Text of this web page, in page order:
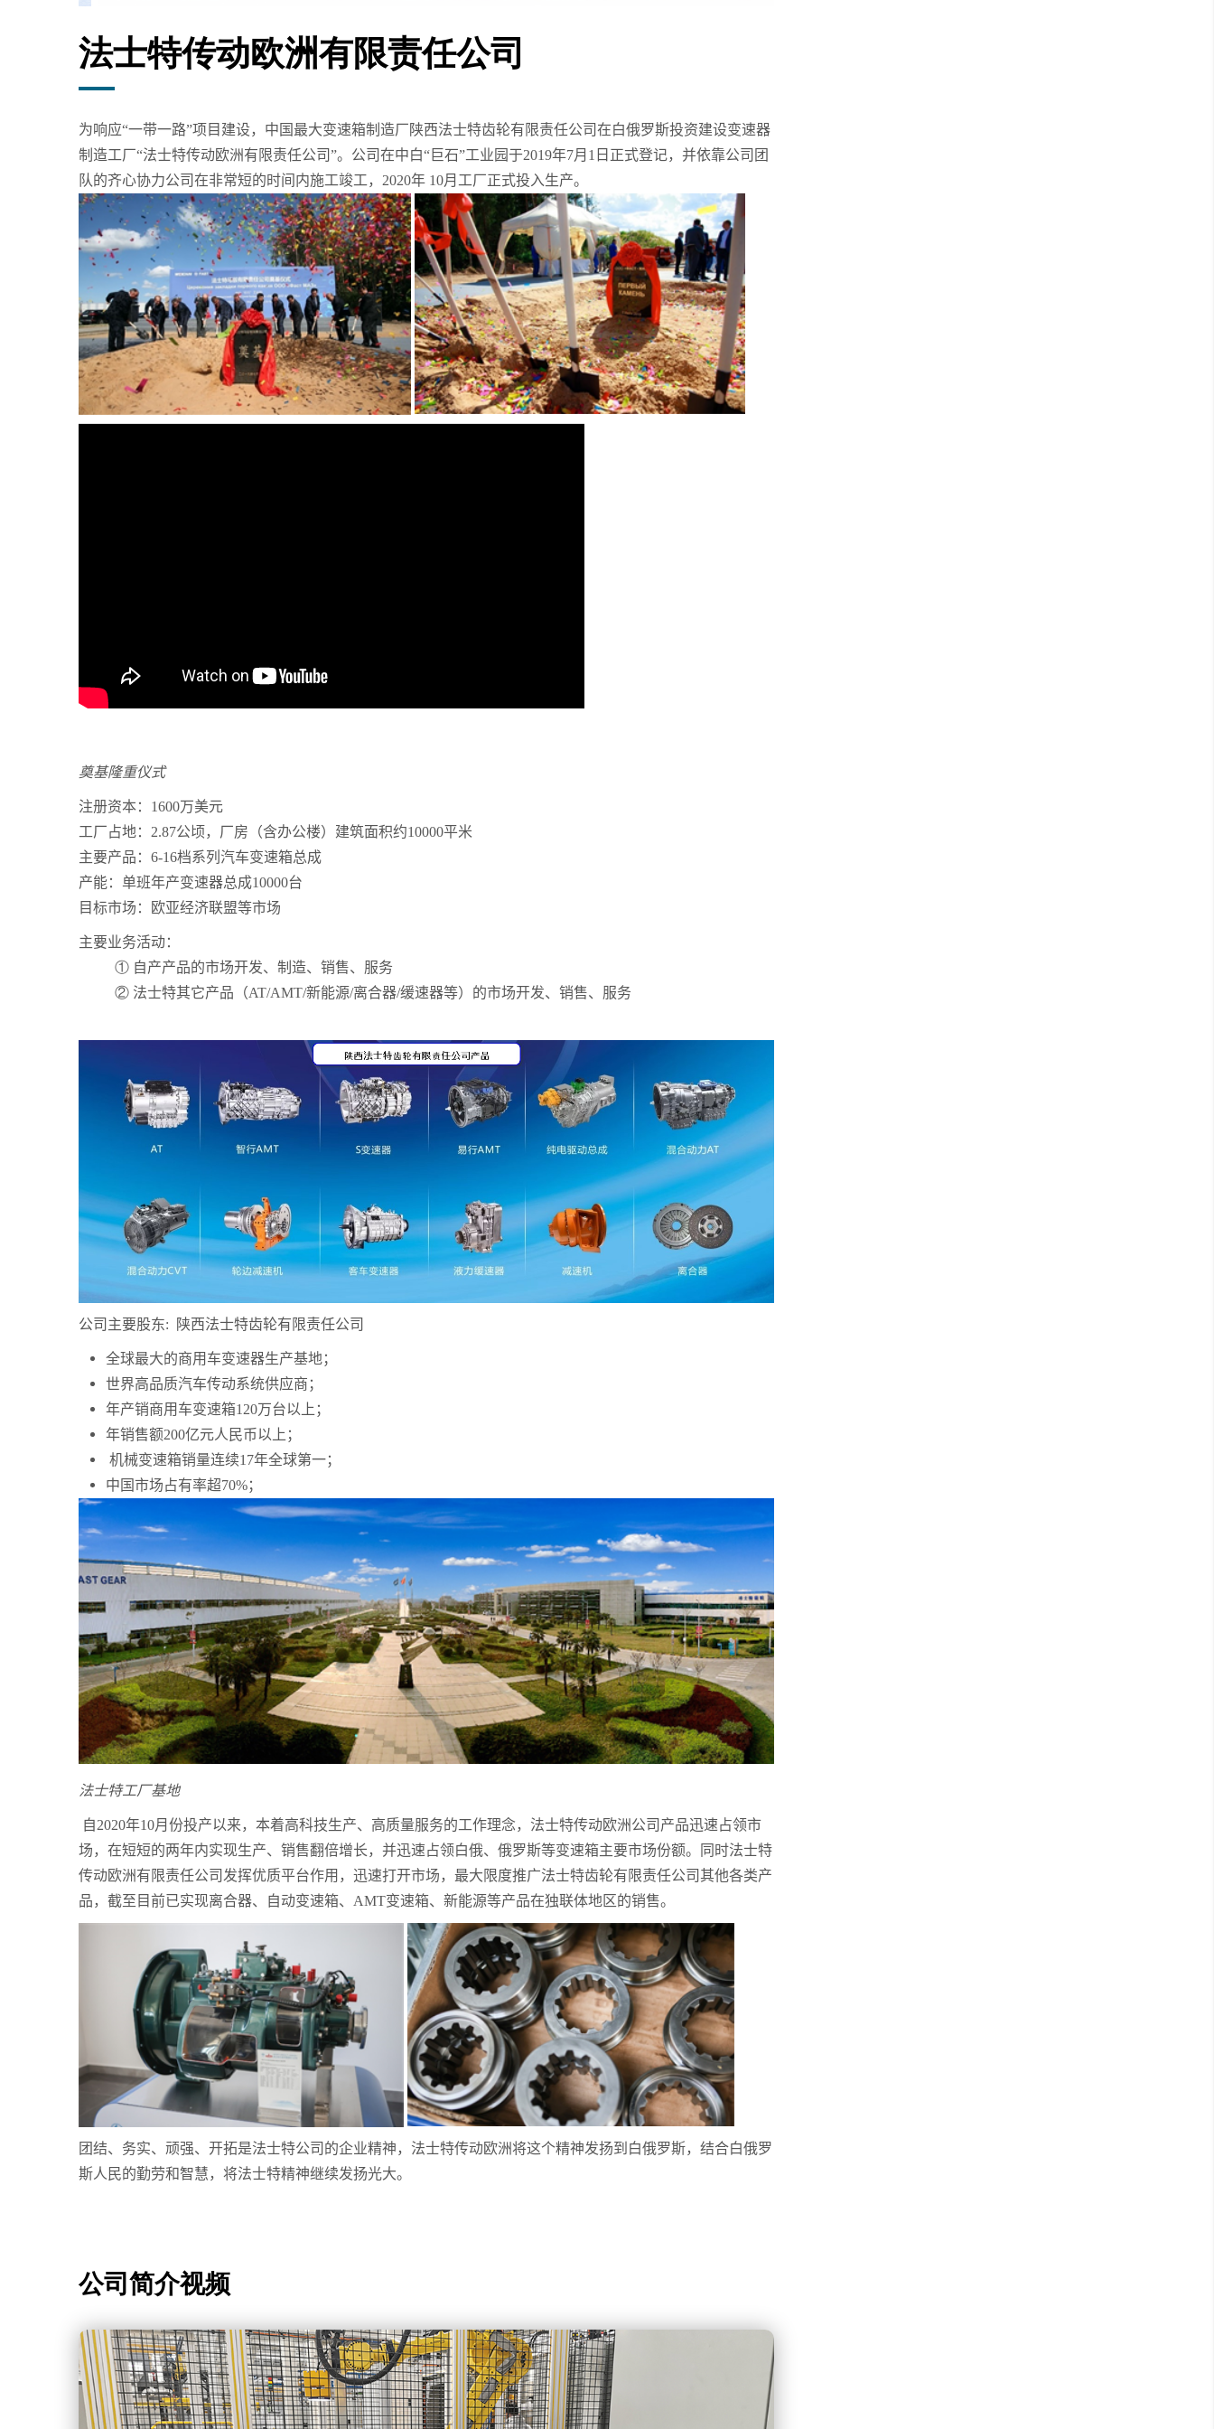
法士特传动欧洲有限责任公司
为响应“一带一路”项目建设，中国最大变速箱制造厂陕西法士特齿轮有限责任公司在白俄罗斯投资建设变速器
制造工厂 “法士特传动欧洲有限责任公司 ”。公司在中白“ 巨石”工业园于2019年7月 1 日正式登记，并依靠公司团
队的齐心协力公司在非常短的时间内施工竣工， 2020年 10月工厂正式投入生产。
奠基隆重仪式
注册资本： 1600万美元
工厂占地： 2.87公顷，厂房（含办公楼）建筑面积约10000平米
主要产品： 6-16档系列汽车变速箱总成
产能：单班年产变速器总成10000台
目标市场：欧亚经济联盟等市场
主要业务活动：
① 自产产品的市场开发、制造、销售、服务
② 法士特其它产品（AT/AMT/新能源/离合器/缓速器等）的市场开发、销售、服务
公司主要股东: 陕西法士特齿轮有限责任公司
全球最大的商用车变速器生产基地；
世界高品质汽车传动系统供应商；
年产销商用车变速箱120万台以上；
年销售额200亿元人民币以上；
机械变速箱销量连续17年全球第一；
中国市场占有率超70%；
法士特工厂基地
自2020年10月份投产以来，本着高科技生产、高质量服务的工作理念，法士特传动欧洲公司产品迅速占领市
场，在短短的两年内实现生产、销售翻倍增长，并迅速占领白俄、俄罗斯等变速箱主要市场份额。同时法士特
传动欧洲有限责任公司发挥优质平台作用，迅速打开市场，最大限度推广法士特齿轮有限责任公司其他各类产
品，截至目前已实现离合器、自动变速箱、 AMT变速箱、新能源等产品在独联体地区的销售。
团结、务实、顽强、开拓是法士特公司的企业精神，法士特传动欧洲将这个精神发扬到白俄罗斯，结合白俄罗
斯人民的勤劳和智慧，将法士特精神继续发扬光大。
公司简介视频